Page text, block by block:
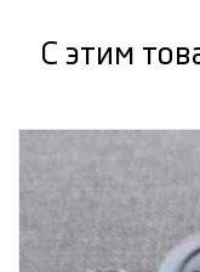
С этим